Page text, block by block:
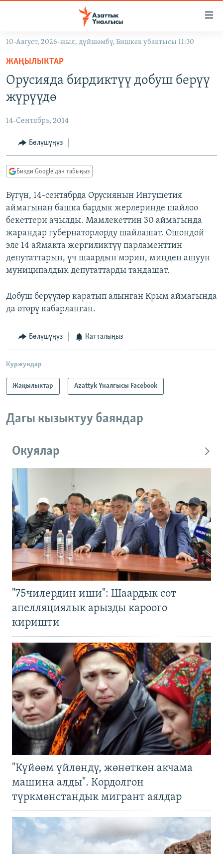
Навигацияга
өтүңүз
Издөөгө
салыңызКЫРГЫЗСТАН
ЭКОНОМИКА
МАДАНИЯТ
ДҮЙНӨ
БОРБОР АЗИЯ
УКРАИНА
АТАЙЫН ИЛИКТӨӨ
ТВ ПРОГРАММАЛАР
ЭКСПЕРТТЕР ТАЛДАЙТ
БИЗ ЖАНА ДҮЙНӨ
ЭЖЕ-СИҢДИЛЕР
ЫҢГАЙСЫЗ СУРООЛОР
ӨЗГӨЧӨ ПИКИР
Русский
ОНЛАЙН ШЕРИНЕ
ЭЕ/АРнун бардык сайттары
10-Август, 2026-жыл, дүйшөмбү, Бишкек убактысы 11:30
ЖАҢЫЛЫКТАР
Орусияда бирдиктүү добуш берүү
жүрүүдө
14-Сентябрь, 2014
Бөлүшүңүз
Бизди Google'дан табыңыз
Бүгүн, 14-сентябрда Орусиянын Ингушетия
аймагынан башка бардык жерлеринде шайлоо
бекеттери ачылды. Мамлекеттин 30 аймагында
жарандар губернаторлорду шайлашат. Ошондой
эле 14 аймакта жергиликтүү парламенттин
депутаттарын, үч шаардын мэрин, миңден ашуун
муниципалдык депутаттарды тандашат.
Добуш берүүлөр каратып алынган Крым аймагында
да өтөрү кабарланган.
Бөлүшүңүз Катталыңыз
Куржундар
Жаңылыктар Azattyk Үналгысы Facebook
Дагы кызыктуу баяндар
Окуялар
"75чилердин иши": Шаардык сот
апелляциялык арызды кароого
киришти
"Күйөөм үйлөндү, жөнөткөн акчама
машина алды". Кордолгон
түркмөнстандык мигрант аялдар